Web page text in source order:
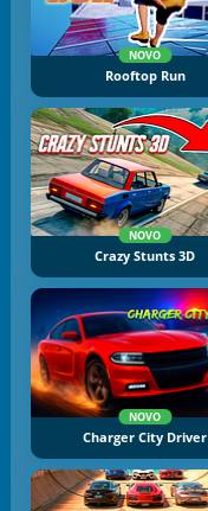
NOVO
Rooftop Run
NOVO
Crazy Stunts 3D
NOVO
Charger City Driver